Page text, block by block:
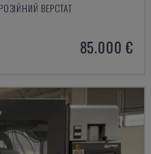
ВЕРСТАТ
85.000 €